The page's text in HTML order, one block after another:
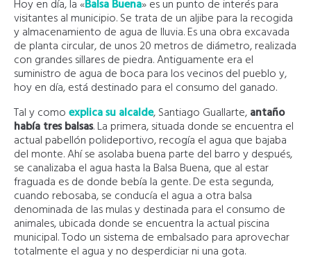
Hoy en día, la «Balsa Buena» es un punto de interés para
visitantes al municipio. Se trata de un aljibe para la recogida
y almacenamiento de agua de lluvia. Es una obra excavada
de planta circular, de unos 20 metros de diámetro, realizada
con grandes sillares de piedra. Antiguamente era el
suministro de agua de boca para los vecinos del pueblo y,
hoy en día, está destinado para el consumo del ganado.
Tal y comoexplica su alcalde, Santiago Guallarte,antaño
había tres balsas. La primera, situada donde se encuentra el
actual pabellón polideportivo, recogía el agua que bajaba
del monte. Ahí se asolaba buena parte del barro y después,
se canalizaba el agua hasta la Balsa Buena, que al estar
fraguada es de donde bebía la gente. De esta segunda,
cuando rebosaba, se conducía el agua a otra balsa
denominada de las mulas y destinada para el consumo de
animales, ubicada donde se encuentra la actual piscina
municipal. Todo un sistema de embalsado para aprovechar
totalmente el agua y no desperdiciar ni una gota.